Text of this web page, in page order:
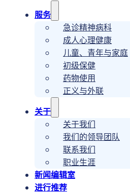
服务
急诊精神病科
成人心理健康
儿童、青年与家庭
初级保健
药物使用
正义与外联
关于
关于我们
我们的领导团队
联系我们
职业生涯
新闻编辑室
进行推荐